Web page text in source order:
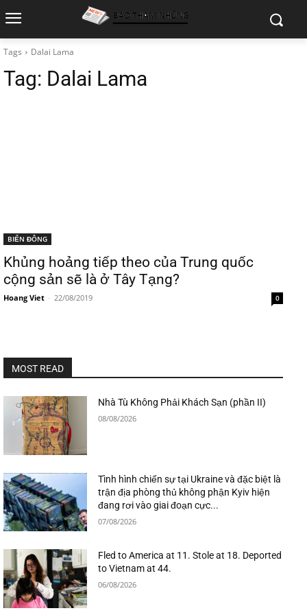
Tags Dalai Lama
Tag: Dalai Lama
BIỂN ĐÔNG
Khủng hoảng tiếp theo của Trung quốc
cộng sản sẽ là ở Tây Tạng?
Hoang Viet - 22/08/2019 0
MOST READ
Nhà Tù Không Phải Khách Sạn (phần II)
08/08/2026
Tình hình chiến sự tại Ukraine và đặc biệt là
trận địa phòng thủ không phận Kyiv hiện
đang rơi vào giai đoạn cực...
07/08/2026
Fled to America at 11. Stole at 18. Deported
to Vietnam at 44.
06/08/2026